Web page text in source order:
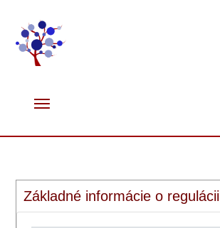
Základné informácie o regulácii